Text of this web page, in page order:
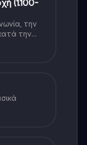
(1.100-
την
την